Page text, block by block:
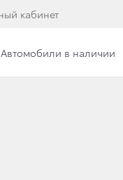
кабинет
Автомобили в наличии